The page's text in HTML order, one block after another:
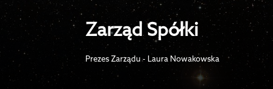
Zarząd Spółki
Prezes Zarządu - Laura Nowakowska